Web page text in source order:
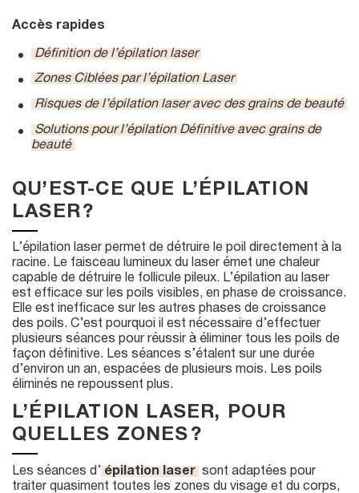
Accès rapides
Définition de l’épilation laser
Zones Ciblées par l’épilation Laser
Risques de l’épilation laser avec des grains de beauté
Solutions pour l’épilation Définitive avec grains de
beauté
QU’EST-CE QUE L’ÉPILATION
LASER ?
L’épilation laser permet de détruire le poil directement à la
racine. Le faisceau lumineux du laser émet une chaleur
capable de détruire le follicule pileux. L’épilation au laser
est efficace sur les poils visibles, en phase de croissance.
Elle est inefficace sur les autres phases de croissance
des poils. C’est pourquoi il est nécessaire d’effectuer
plusieurs séances pour réussir à éliminer tous les poils de
façon définitive. Les séances s’étalent sur une durée
d’environ un an, espacées de plusieurs mois. Les poils
éliminés ne repoussent plus.
L’ÉPILATION LASER, POUR
QUELLES ZONES ?
Les séances d’ épilation laser sont adaptées pour
traiter quasiment toutes les zones du visage et du corps,